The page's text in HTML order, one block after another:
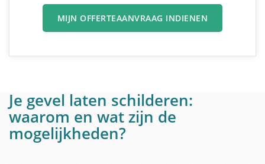
MIJN OFFERTEAANVRAAG INDIENEN
Je gevel laten schilderen:
waarom en wat zijn de
mogelijkheden?